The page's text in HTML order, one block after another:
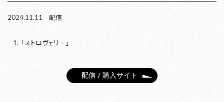
2024.11.11 配信
「ストロヴェリー」
配信 / 購入サイト